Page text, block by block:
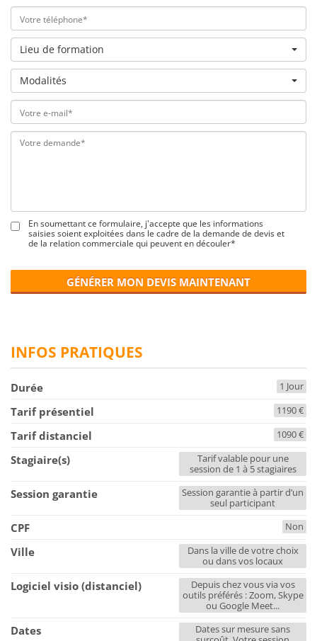
Lieu de formation
Modalités
En soumettant ce formulaire, j'accepte que les informations
saisies soient exploitées dans le cadre de la demande de devis et
de la relation commerciale qui peuvent en découler*
GÉNÉRER MON DEVIS MAINTENANT
INFOS PRATIQUES
Durée 1 Jour
Tarif présentiel 1190 €
Tarif distanciel 1090 €
Stagiaire(s)
Tarif valable pour une
session de 1 à 5 stagiaires
Session garantie
Session garantie à partir d’un
seul participant
CPF Non
Ville
Dans la ville de votre choix
ou dans vos locaux
Logiciel visio (distanciel)
Depuis chez vous via vos
outils préférés : Zoom, Skype
ou Google Meet...
Dates
Dates sur mesure sans